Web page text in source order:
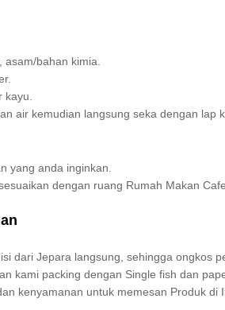
bahan kimia.
air kemudian langsung seka dengan lap
yang anda inginkan.
dengan ruang Rumah Makan
dari Jepara langsung, sehingga ongkos
kami packing dengan Single fish dan
kenyamanan untuk memesan Produk di